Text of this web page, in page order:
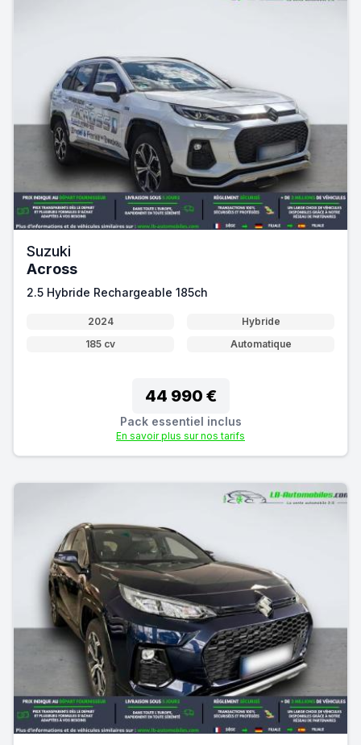
Suzuki
Across
2.5 Hybride Rechargeable 185ch
2024
Hybride
185 cv
Automatique
44 990 €
Pack essentiel inclus
En savoir plus sur nos tarifs